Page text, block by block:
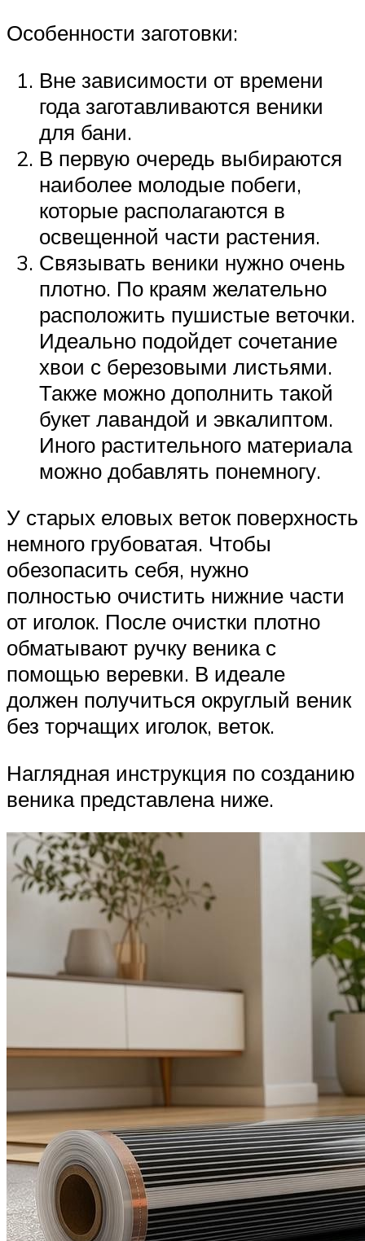
Особенности заготовки:
Вне зависимости от времени
года заготавливаются веники
для бани.
В первую очередь выбираются
наиболее молодые побеги,
которые располагаются в
освещенной части растения.
Связывать веники нужно очень
плотно. По краям желательно
расположить пушистые веточки.
Идеально подойдет сочетание
хвои с березовыми листьями.
Также можно дополнить такой
букет лавандой и эвкалиптом.
Иного растительного материала
можно добавлять понемногу.
У старых еловых веток поверхность
немного грубоватая. Чтобы
обезопасить себя, нужно
полностью очистить нижние части
от иголок. После очистки плотно
обматывают ручку веника с
помощью веревки. В идеале
должен получиться округлый веник
без торчащих иголок, веток.
Наглядная инструкция по созданию
веника представлена ниже.